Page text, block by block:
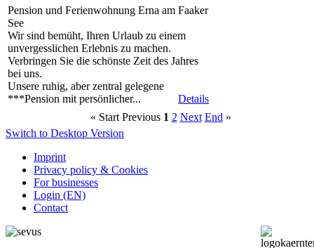
Pension und Ferienwohnung Erna am Faaker
See
Wir sind bemüht, Ihren Urlaub zu einem
unvergesslichen Erlebnis zu machen.
Verbringen Sie die schönste Zeit des Jahres
bei uns.
Unsere ruhig, aber zentral gelegene
***Pension mit persönlicher...
Details
« Start Previous 1 2 Next End »
Switch to Desktop Version
Imprint
Privacy policy & Cookies
For businesses
Login (EN)
Contact